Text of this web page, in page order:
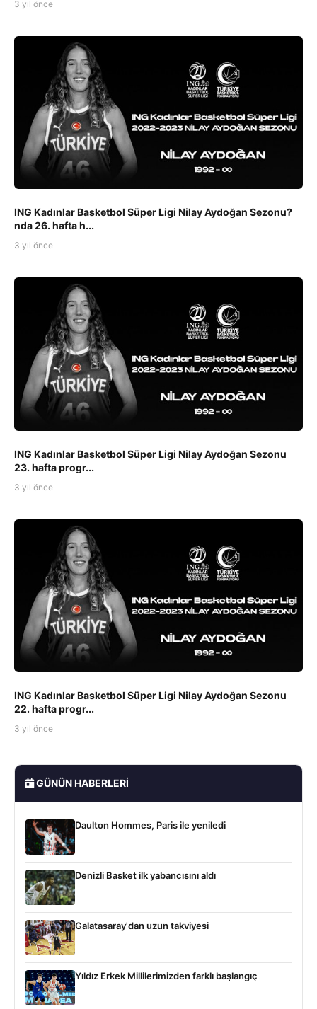
3 yıl önce
ING Kadınlar Basketbol Süper Ligi Nilay Aydoğan Sezonu?
nda 26. hafta h...
3 yıl önce
ING Kadınlar Basketbol Süper Ligi Nilay Aydoğan Sezonu
23. hafta progr...
3 yıl önce
ING Kadınlar Basketbol Süper Ligi Nilay Aydoğan Sezonu
22. hafta progr...
3 yıl önce
GÜNÜN HABERLERI
Daulton Hommes, Paris ile yeniledi
Denizli Basket ilk yabancısını aldı
Galatasaray'dan uzun takviyesi
Yıldız Erkek Millilerimizden farklı başlangıç